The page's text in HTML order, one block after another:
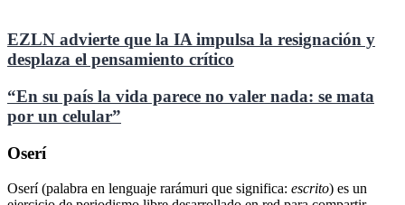
EZLN advierte que la IA impulsa la resignación y
desplaza el pensamiento crítico
“En su país la vida parece no valer nada: se mata
por un celular”
Oserí
Oserí (palabra en lenguaje rarámuri que significa: escrito) es un